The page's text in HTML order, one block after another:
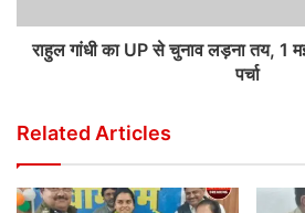
राहुल गांधी का UP से चुनाव लड़ना तय, 1
पर्चा
Related Articles